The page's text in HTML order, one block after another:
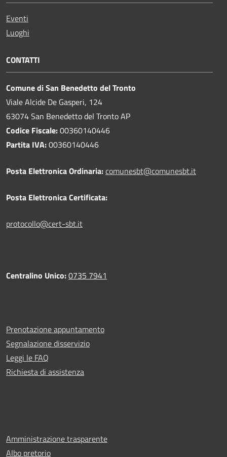
Eventi
Luoghi
CONTATTI
Comune di San Benedetto del Tronto
Viale Alcide De Gasperi, 124
63074 San Benedetto del Tronto AP
Codice Fiscale:00360140446
Partita IVA:00360140446
Posta Elettronica Ordinaria:comunesbt@comunesbt.it
Posta Elettronica Certificata:
protocollo@cert-sbt.it
Centralino Unico:0735 7941
Prenotazione appuntamento
Segnalazione disservizio
Leggi le FAQ
Richiesta di assistenza
Amministrazione trasparente
Albo pretorio